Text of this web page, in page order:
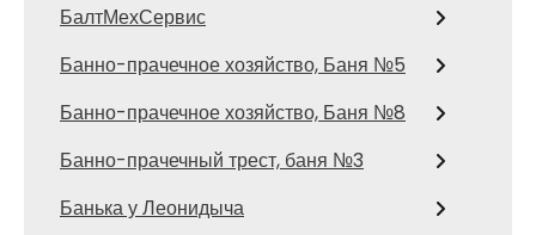
БалтМехСервис
Банно-прачечное хозяйство, Баня №5
Банно-прачечное хозяйство, Баня №8
Банно-прачечный трест, баня №3
Банька у Леонидыча